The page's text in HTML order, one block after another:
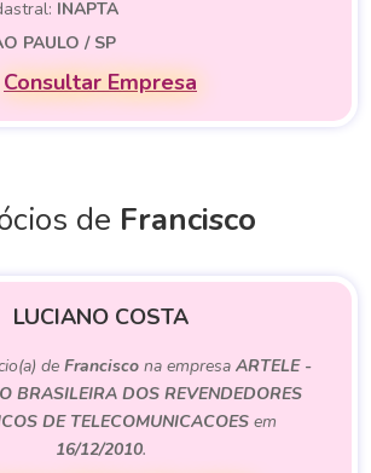
INAPTA
PAULO / SP
Consultar Empresa
de Francisco
LUCIANO COSTA
de Francisco na empresa ARTELE -
BRASILEIRA DOS REVENDEDORES
DE TELECOMUNICACOES em
16/12/2010.